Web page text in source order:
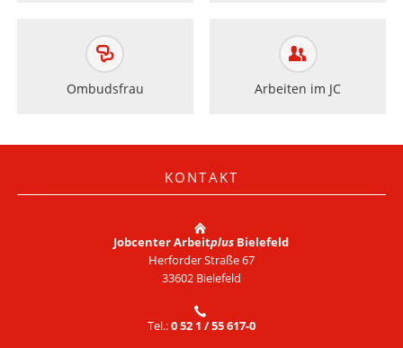
Ombudsfrau Arbeiten im JC
KONTAKT
Jobcenter Arbeitplus Bielefeld
Herforder Straße 67
33602 Bielefeld
Tel.:0 52 1 / 55 617-0